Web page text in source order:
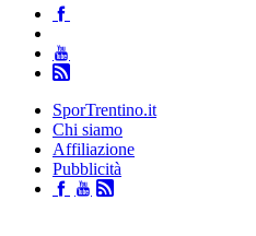
SporTrentino.it
Chi siamo
Affiliazione
Pubblicità